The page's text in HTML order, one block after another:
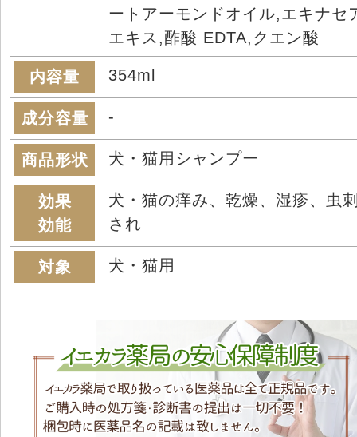
ートアーモンドオイル,エキナセ
エキス,酢酸 EDTA,クエン酸
内容量 354ml
成分容量 -
商品形状 犬・猫用シャンプー
効果
効能
犬・猫の痒み、乾燥、湿疹、虫
され
対象 犬・猫用